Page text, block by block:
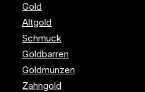
Gold
Altgold
Schmuck
Goldbarren
Goldmünzen
Zahngold